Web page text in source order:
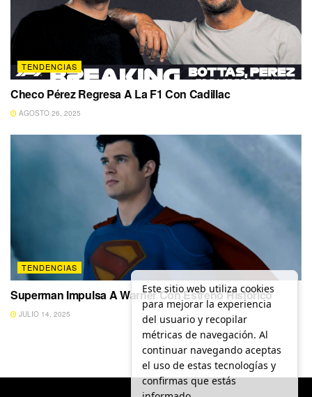
TENDENCIAS
Checo Pérez Regresa A La F1 Con Cadillac
AGOSTO 26, 2025
TENDENCIAS
Superman Impulsa A Warner Con Estreno Histórico
JULIO 14, 2025
Este sitio web utiliza cookies
para mejorar la experiencia
del usuario y recopilar
métricas de navegación. Al
continuar navegando aceptas
el uso de estas tecnologías y
confirmas que estás